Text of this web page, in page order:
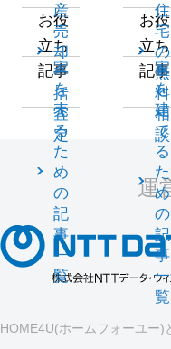
産
売
却
一
括
査
定
お役
立ち
記事
家
を
売
る
た
め
の
記
事
一
覧
住
宅
の
無
料
相
談
お役
立ち
記事
家
を
建
て
る
た
め
の
記
事
一
覧
運
HOME4U(ホームフォーユー)